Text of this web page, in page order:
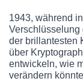
1943, während
Verschlüsselung
der brillantesten
über
entwickeln, wie
verändern